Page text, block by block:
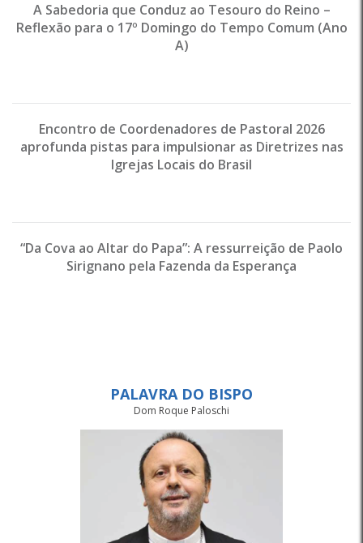
A Sabedoria que Conduz ao Tesouro do Reino –
Reflexão para o 17º Domingo do Tempo Comum (Ano
A)
Encontro de Coordenadores de Pastoral 2026
aprofunda pistas para impulsionar as Diretrizes nas
Igrejas Locais do Brasil
“Da Cova ao Altar do Papa”: A ressurreição de Paolo
Sirignano pela Fazenda da Esperança
PALAVRA DO BISPO
Dom Roque Paloschi